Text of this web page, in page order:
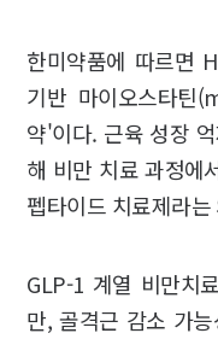
한미약품에 따르면
기반 마이오스타틴
약'이다. 근육 성장
해 비만 치료 과정에
펩타이드 치료제라는
GLP-1 계열 비만치
만, 골격근 감소 가